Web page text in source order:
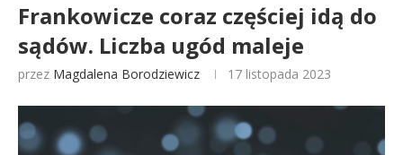
Frankowicze coraz częściej idą do
sądów. Liczba ugód maleje
przez Magdalena Borodziewicz 17 listopada 2023